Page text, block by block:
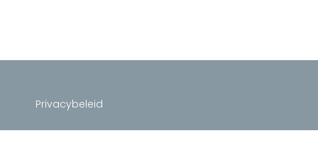
Privacybeleid